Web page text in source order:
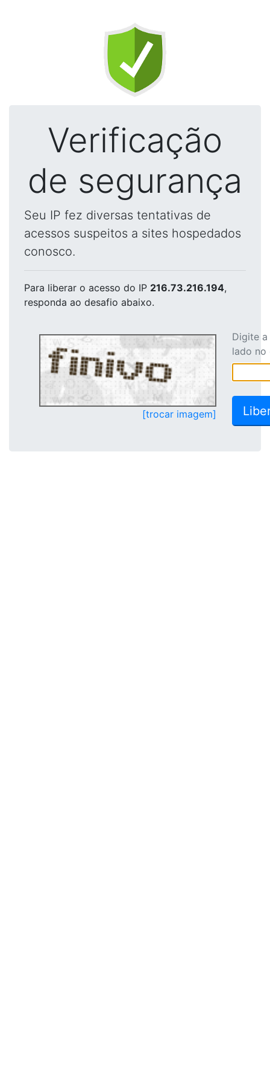
Verificação
de segurança
Seu IP fez diversas tentativas de
acessos suspeitos a sites hospedados
conosco.
Para liberar o acesso do IP 216.73.216.194,
responda ao desafio abaixo.
[trocar imagem]
Digite
lado no